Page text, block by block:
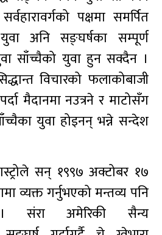
पक्षमा समर्पित
अनि सङ्घर्षका सम्पूर्ण
साँच्चैको युवा हुन सक्दैन ।
विचारको फलाकोबाजी
मैदानमा नउत्रने र माटोसँग
युवा होइनन् भन्ने सन्देश
सन् १९९७ अक्टोबर १७
व्यक्त गर्नुभएको मन्तव्य पनि
संरा अमेरिकी सैन्य